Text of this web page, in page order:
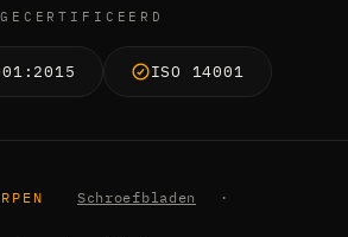
GECERTIFICEERD
ISO 14001
Schroefbladen ·